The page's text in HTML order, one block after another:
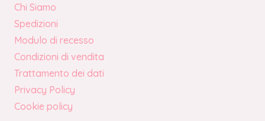
Chi Siamo
Spedizioni
Modulo di recesso
Condizioni di vendita
Trattamento dei dati
Privacy Policy
Cookie policy